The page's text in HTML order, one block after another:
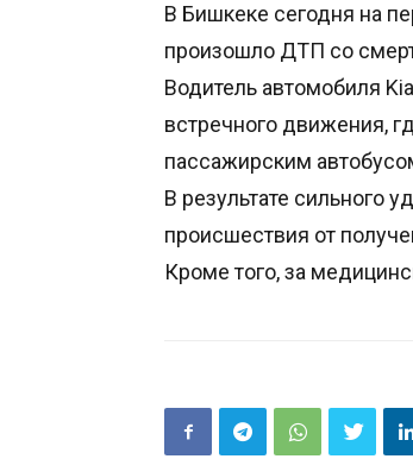
В Бишкеке сегодня на
произошло ДТП со
Водитель автомобиля
встречного движения,
пассажирским
В результате сильного
происшествия от
Кроме того, за